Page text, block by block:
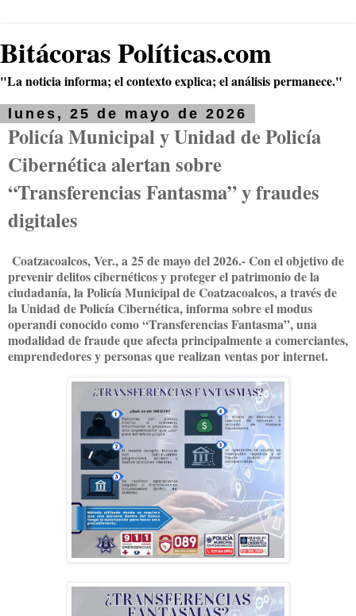
Bitácoras Políticas.com
"La noticia informa; el contexto explica; el análisis permanece."
lunes, 25 de mayo de 2026
Policía Municipal y Unidad de Policía
Cibernética alertan sobre
“Transferencias Fantasma” y fraudes
digitales
Coatzacoalcos, Ver., a 25 de mayo del 2026.- Con el objetivo de
prevenir delitos cibernéticos y proteger el patrimonio de la
ciudadanía, la Policía Municipal de Coatzacoalcos, a través de
la Unidad de Policía Cibernética, informa sobre el modus
operandi conocido como “Transferencias Fantasma”, una
modalidad de fraude que afecta principalmente a comerciantes,
emprendedores y personas que realizan ventas por internet.